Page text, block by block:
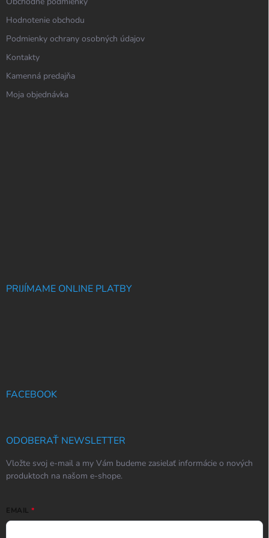
Hodnotenie obchodu
Podmienky ochrany osobných údajov
Kontakty
Kamenná predajňa
Moja objednávka
PRIJÍMAME ONLINE PLATBY
FACEBOOK
ODOBERAŤ NEWSLETTER
Vložte svoj e-mail a my Vám budeme zasielať informácie o nových
produktoch na našom e-shope.
EMAIL